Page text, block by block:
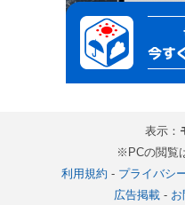
表示：
※PCの閲覧
利用規約 - プライバシ
広告掲載-